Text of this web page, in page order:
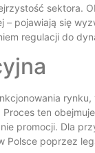
sektora.
pojawiają się
regulacji do
rynku,
ten
promocji. Dla
poprzez